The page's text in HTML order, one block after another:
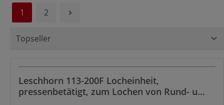
1 2
Leschhorn 113-200F Locheinheit,
pressenbetätigt, zum Lochen von Rund- u